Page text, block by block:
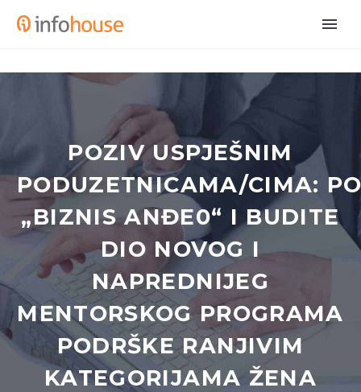
POZIV USPJEŠNIM
PODUZETNICAMA/CIMA:
„BIZNIS ANĐE0“ I BUDITE
DIO NOVOG I
NAPREDNIJEG
MENTORSKOG PROGRAMA
PODRŠKE RANJIVIM
KATEGORIJAMA ŽENA